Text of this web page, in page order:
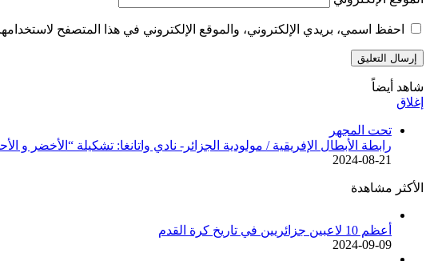
احفظ اسمي، بريدي الإلكتروني، والموقع الإلكتروني في هذا المتصفح
شاهد أيضاً
إغلاق
تحت المجهر
رابطة الأبطال الإفريقية / مولودية الجزائر- نادي واتانغا: تشكيلة “الأخضر و
2024-08-21
الأكثر مشاهدة
أعظم 10 لاعبين جزائريين في تاريخ كرة القدم
2024-09-09